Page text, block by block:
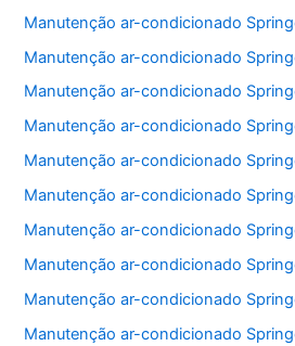
Manutenção ar-condicionado
Manutenção ar-condicionado
Manutenção ar-condicionado
Manutenção ar-condicionado
Manutenção ar-condicionado
Manutenção ar-condicionado
Manutenção ar-condicionado
Manutenção ar-condicionado
Manutenção ar-condicionado
Manutenção ar-condicionado